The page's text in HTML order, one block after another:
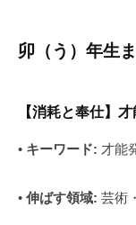
卯（う）年生
【消耗と奉仕】
• キーワード: 才能
• 伸ばす領域: 芸術